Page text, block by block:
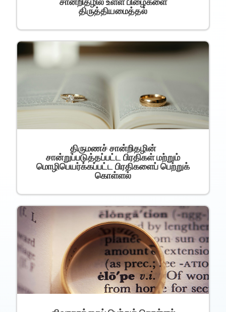
திருத்தியமைத்தல்
திருமணச் சான்றிதழின்
சான்றுப்படுத்தப்பட்ட பிரதிகள் மற்றும்
மொழிபெயர்க்கப்பட்ட பிரதிகளைப் பெற்றுக்
கொள்ளல்